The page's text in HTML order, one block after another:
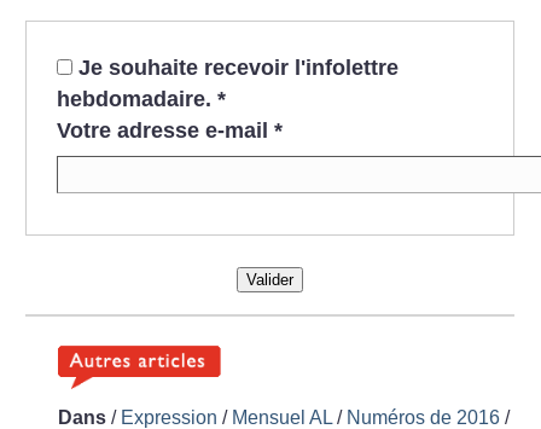
Je souhaite recevoir l'infolettre
hebdomadaire. *
Votre adresse e-mail *
Valider
Dans / Expression / Mensuel AL / Numéros de 2016 /